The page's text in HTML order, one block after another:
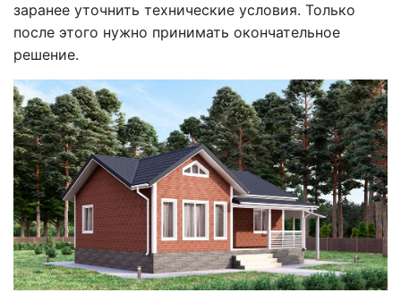
заранее уточнить технические условия. Только
после этого нужно принимать окончательное
решение.